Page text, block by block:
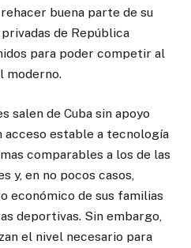
buena parte de su
de República
para poder competir al
moderno.
salen de Cuba sin apoyo
estable a tecnología
comparables a los de las
y, en no pocos casos,
económico de sus familias
deportivas. Sin embargo,
el nivel necesario para